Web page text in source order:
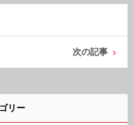
次の記事
リー